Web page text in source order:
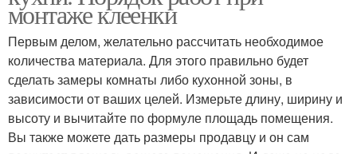
монтаже клеенки
Первым делом, желательно рассчитать необходимое
количества материала. Для этого правильно будет
сделать замеры комнаты либо кухонной зоны, в
зависимости от ваших целей. Измерьте длину, ширину и
высоту и вычитайте по формуле площадь помещения.
Вы также можете дать размеры продавцу и он сам